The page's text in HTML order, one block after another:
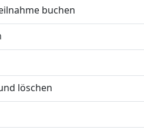
buchen
löschen